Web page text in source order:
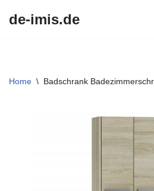
de-imis.de
Home \ Badschrank